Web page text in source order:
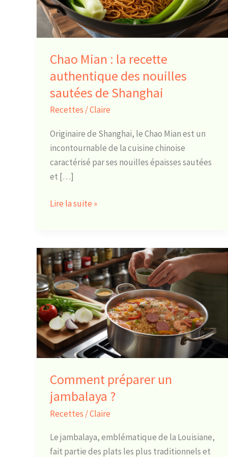
Chao Mian : la recette
authentique des nouilles
sautées de Shanghai
Recettes /Claire
Originaire de Shanghai, le Chao Mian est un
incontournable de la cuisine chinoise
caractérisé par ses nouilles épaisses sautées
et […]
authentique
des
nouilles
de
Shanghai
Lire la suite »
Comment préparer un
jambalaya ?
Recettes /Claire
Le jambalaya, emblématique de la Louisiane,
fait partie des plats les plus traditionnels et
Comment
préparer
un
jambalaya
?